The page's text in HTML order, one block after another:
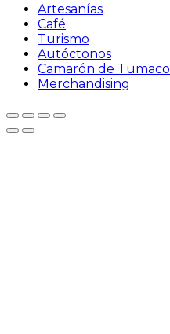
Artesanías
Café
Turismo
Autóctonos
Camarón de Tumaco
Merchandising